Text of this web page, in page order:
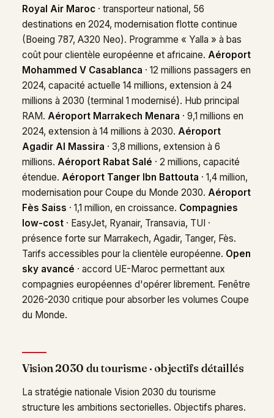
Royal Air Maroc · transporteur national, 56
destinations en 2024, modernisation flotte continue
(Boeing 787, A320 Neo). Programme « Yalla » à bas
coût pour clientèle européenne et africaine. Aéroport
Mohammed V Casablanca · 12 millions passagers en
2024, capacité actuelle 14 millions, extension à 24
millions à 2030 (terminal 1 modernisé). Hub principal
RAM. Aéroport Marrakech Menara · 9,1 millions en
2024, extension à 14 millions à 2030. Aéroport
Agadir Al Massira · 3,8 millions, extension à 6
millions. Aéroport Rabat Salé · 2 millions, capacité
étendue. Aéroport Tanger Ibn Battouta · 1,4 million,
modernisation pour Coupe du Monde 2030. Aéroport
Fès Saiss · 1,1 million, en croissance. Compagnies
low-cost · EasyJet, Ryanair, Transavia, TUI ·
présence forte sur Marrakech, Agadir, Tanger, Fès.
Tarifs accessibles pour la clientèle européenne. Open
sky avancé · accord UE-Maroc permettant aux
compagnies européennes d'opérer librement. Fenêtre
2026-2030 critique pour absorber les volumes Coupe
du Monde.
Vision 2030 du tourisme · objectifs détaillés
La stratégie nationale Vision 2030 du tourisme
structure les ambitions sectorielles. Objectifs phares.